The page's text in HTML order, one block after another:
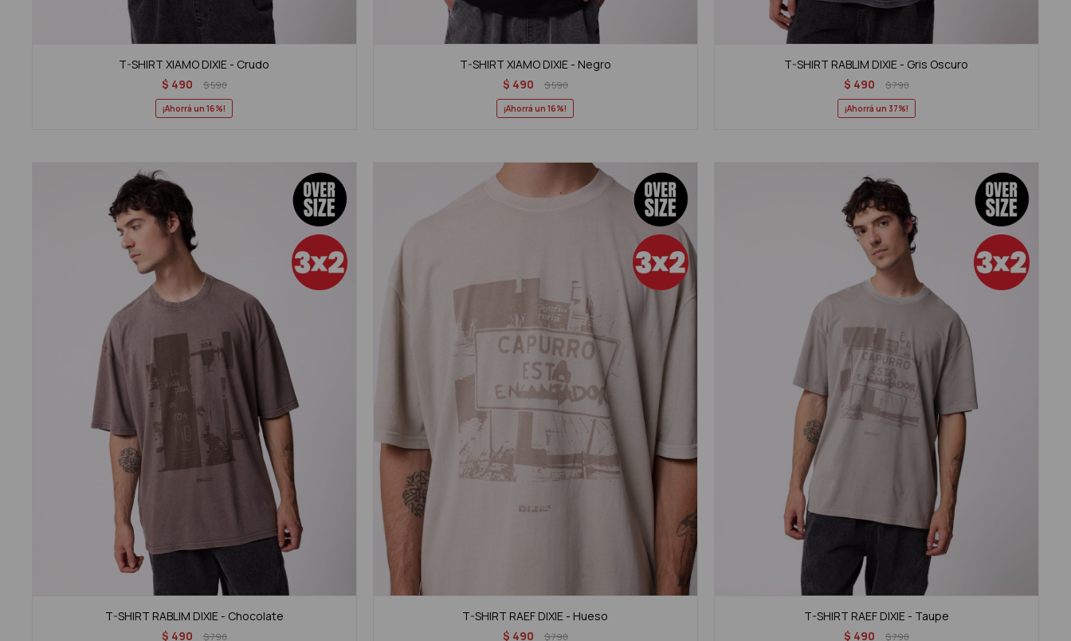
T-SHIRT XIAMO DIXIE - Crudo
$ 490 $590
16
T-SHIRT XIAMO DIXIE - Negro
$ 490 $590
16
T-SHIRT RABLIM DIXIE - Gris Oscuro
$ 490 $790
37
T-SHIRT RABLIM DIXIE - Chocolate
$ 490 $790
T-SHIRT RAEF DIXIE - Hueso
$ 490 $790
T-SHIRT RAEF DIXIE - Taupe
$ 490 $790